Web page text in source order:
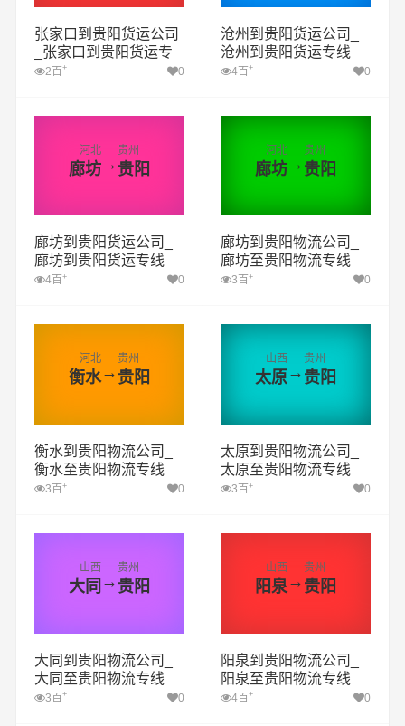
张家口到贵阳货运公司
_张家口到贵阳货运专
线2百+ 0
沧州到贵阳货运公司_
沧州到贵阳货运专线
4百+ 0
河北
廊坊→
贵州
贵阳
廊坊到贵阳货运公司_
廊坊到贵阳货运专线
4百 + 0
河北
廊坊→
贵州
贵阳
廊坊到贵阳物流公司_
廊坊至贵阳物流专线
3百 + 0
河北
衡水→
贵州
贵阳
衡水到贵阳物流公司_
衡水至贵阳物流专线
3百 + 0
山西
太原→
贵州
贵阳
太原到贵阳物流公司_
太原至贵阳物流专线
3百 + 0
山西
大同→
贵州
贵阳
大同到贵阳物流公司_
大同至贵阳物流专线
3百+ 0
山西
阳泉 →
贵州
贵阳
阳泉到贵阳物流公司_
阳泉至贵阳物流专线
4百+ 0